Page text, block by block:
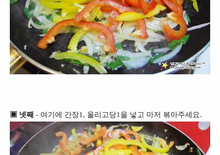
▣ 넷째 - 여기에 간장1, 올리고당1을 넣고 마저 볶아주세요.